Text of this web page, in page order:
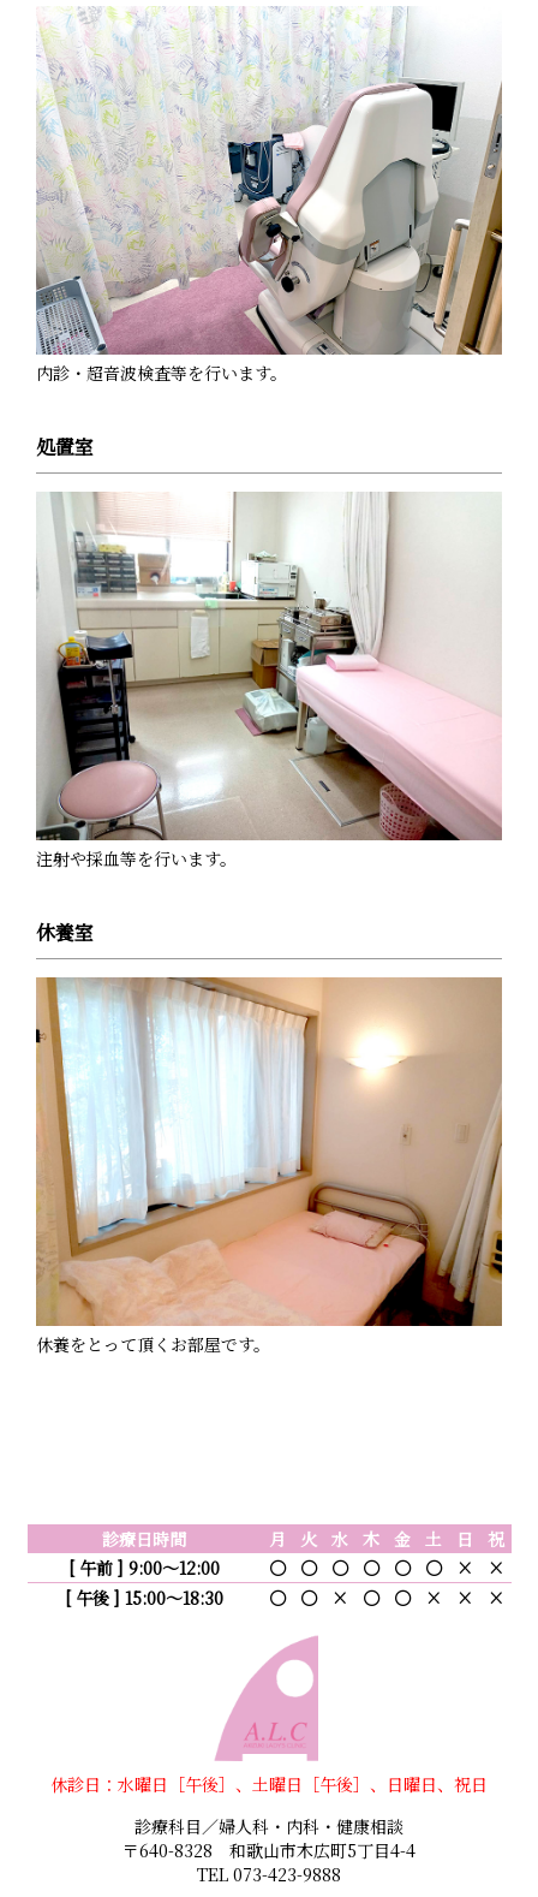
内診・超音波検査等を行います。
処置室
注射や採血等を行います。
休養室
休養をとって頂くお部屋です。
診療日時間 月 火 水 木 金 土 日
祝
[ 午前 ] 9:00～12:00
〇 〇 〇 〇 〇 〇 ×
×
[ 午後 ] 15:00～18:30
〇 〇 × 〇 〇 × × ×
休診日：水曜日［午後］、土曜日［午後］、日曜日、祝日
診療科目／婦人科・内科・健康相談
〒640-8328 和歌山市木広町5丁目4-4
TEL 073-423-9888